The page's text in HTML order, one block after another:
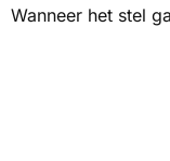
Wanneer het stel